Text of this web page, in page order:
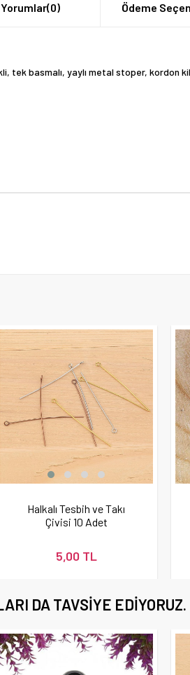
Yorumlar(0) Ödeme
tek basmalı, yaylı metal stoper, kordon
Halkalı Tesbih ve Takı
Çivisi 10 Adet
5,00 TL
DA TAVSIYE EDIYORUZ.